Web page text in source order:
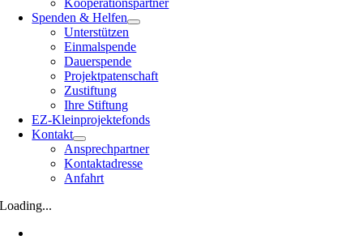
Kooperationspartner
Spenden & Helfen
Unterstützen
Einmalspende
Dauerspende
Projektpatenschaft
Zustiftung
Ihre Stiftung
EZ-Kleinprojektefonds
Kontakt
Ansprechpartner
Kontaktadresse
Anfahrt
Loading...